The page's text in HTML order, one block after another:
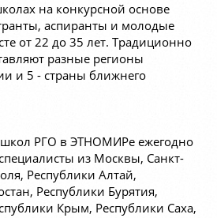
на конкурсной основе
аспиранты и молодые
от 22 до 35 лет. Традиционно
разные регионы
и 5 - страны ближнего
школ РГО в ЭТНОМИРе ежегодно
из Москвы, Санкт-
Республики Алтай,
Республики Бурятия,
Крым, Республики Саха,